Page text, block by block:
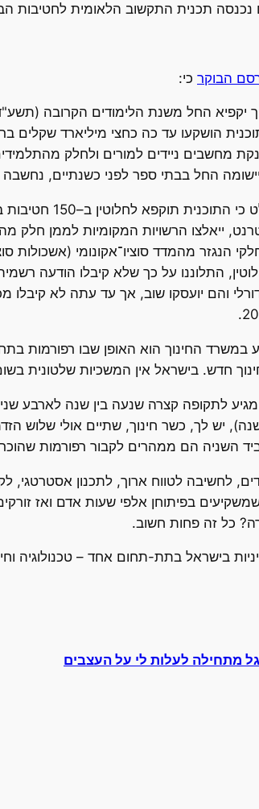
תכנית התקשוב הלאומית לחטיבות
הבוקר כי:
מחשבים ניידים למורים ולחלק
החל בבתי ספר לפני כשנתיים,
ייאלצו הרשויות המקומיות לממן
התלוננו על כך שלא קיבלו הודעה
והם יועסקו שוב, אך עד עתה לא
במשרד החינוך הוא האופן שבו רפורמות
חדש. בישראל אין המשכיות שלטונית
לתקופה קצרה שנעה בין שנה לארבע
יש לך, כשר חינוך, שתיים אולי שלוש
השניה הם ממהרים לקבור רפורמות
לחשיבה לטווח ארוך, לתכנון אסטרטגי,
שמשקיעים בפיתוחן אלפי שעות אדם ואז
כל זה פחות חשוב.
בישראל בתת-תחום אחד – טכנולוגיה
מתחילה לעלות לי על העצבים